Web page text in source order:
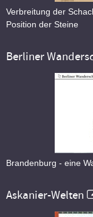
Verbreitung der
Position der Steine
Berliner
Brandenburg - eine
Askanier-Welten